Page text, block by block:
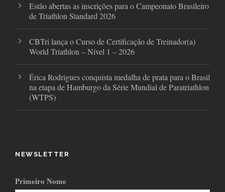
Estão abertas as inscrições para o Campeonato Brasileiro
de Triathlon Standard 2026
CBTri lança o Curso de Certificação de Treinador(a)
World Triathlon – Nível 1 – 2026
Érica Rodrigues conquista medalha de prata para o Brasil
na etapa de Hamburgo da Série Mundial de Paratriathlon
(WTPS)
NEWSLETTER
Primeiro Nome